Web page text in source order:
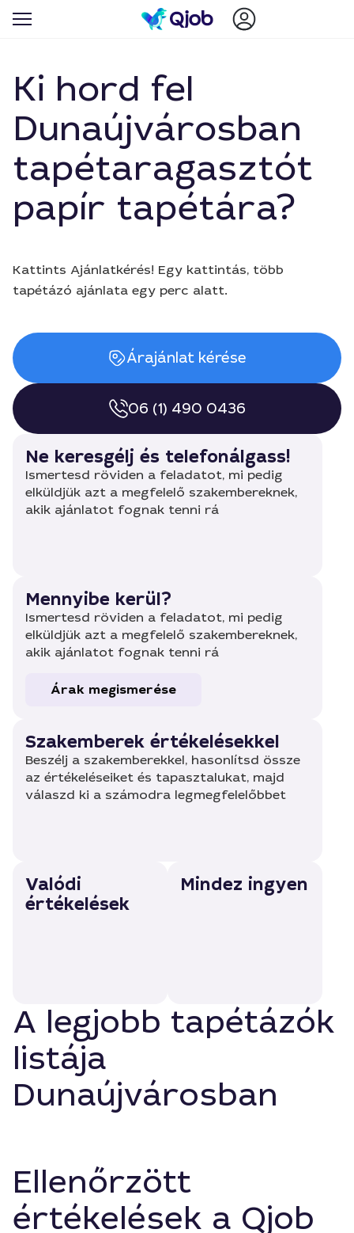
Ki hord fel
Dunaújvárosban
tapétaragasztót
papír tapétára?
Kattints Ajánlatkérés! Egy kattintás, több
tapétázó ajánlata egy perc alatt.
Árajánlat kérése
06 (1) 490 0436
Ne keresgélj és telefonálgass!
Ismertesd röviden a feladatot, mi pedig
elküldjük azt a megfelelő szakembereknek,
akik ajánlatot fognak tenni rá
Mennyibe kerül?
Ismertesd röviden a feladatot, mi pedig
elküldjük azt a megfelelő szakembereknek,
akik ajánlatot fognak tenni rá
Árak megismerése
Szakemberek értékelésekkel
Beszélj a szakemberekkel, hasonlítsd össze
az értékeléseiket és tapasztalukat, majd
válaszd ki a számodra legmegfelelőbbet
Valódi
értékelések
Mindez ingyen
A legjobb tapétázók
listája
Dunaújvárosban
Ellenőrzött
értékelések a Qjob